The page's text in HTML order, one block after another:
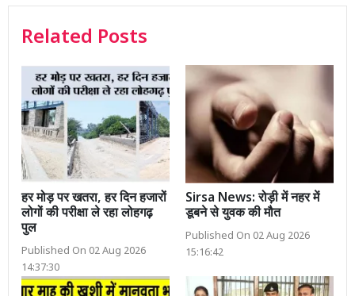
Related Posts
हर मोड़ पर खतरा, हर दिन हजारों
लोगों की परीक्षा ले रहा लोहगढ़
पुल
Published On 02 Aug 2026
14:37:30
Sirsa News: रोड़ी में नहर में
डूबने से युवक की मौत
Published On 02 Aug 2026
15:16:42